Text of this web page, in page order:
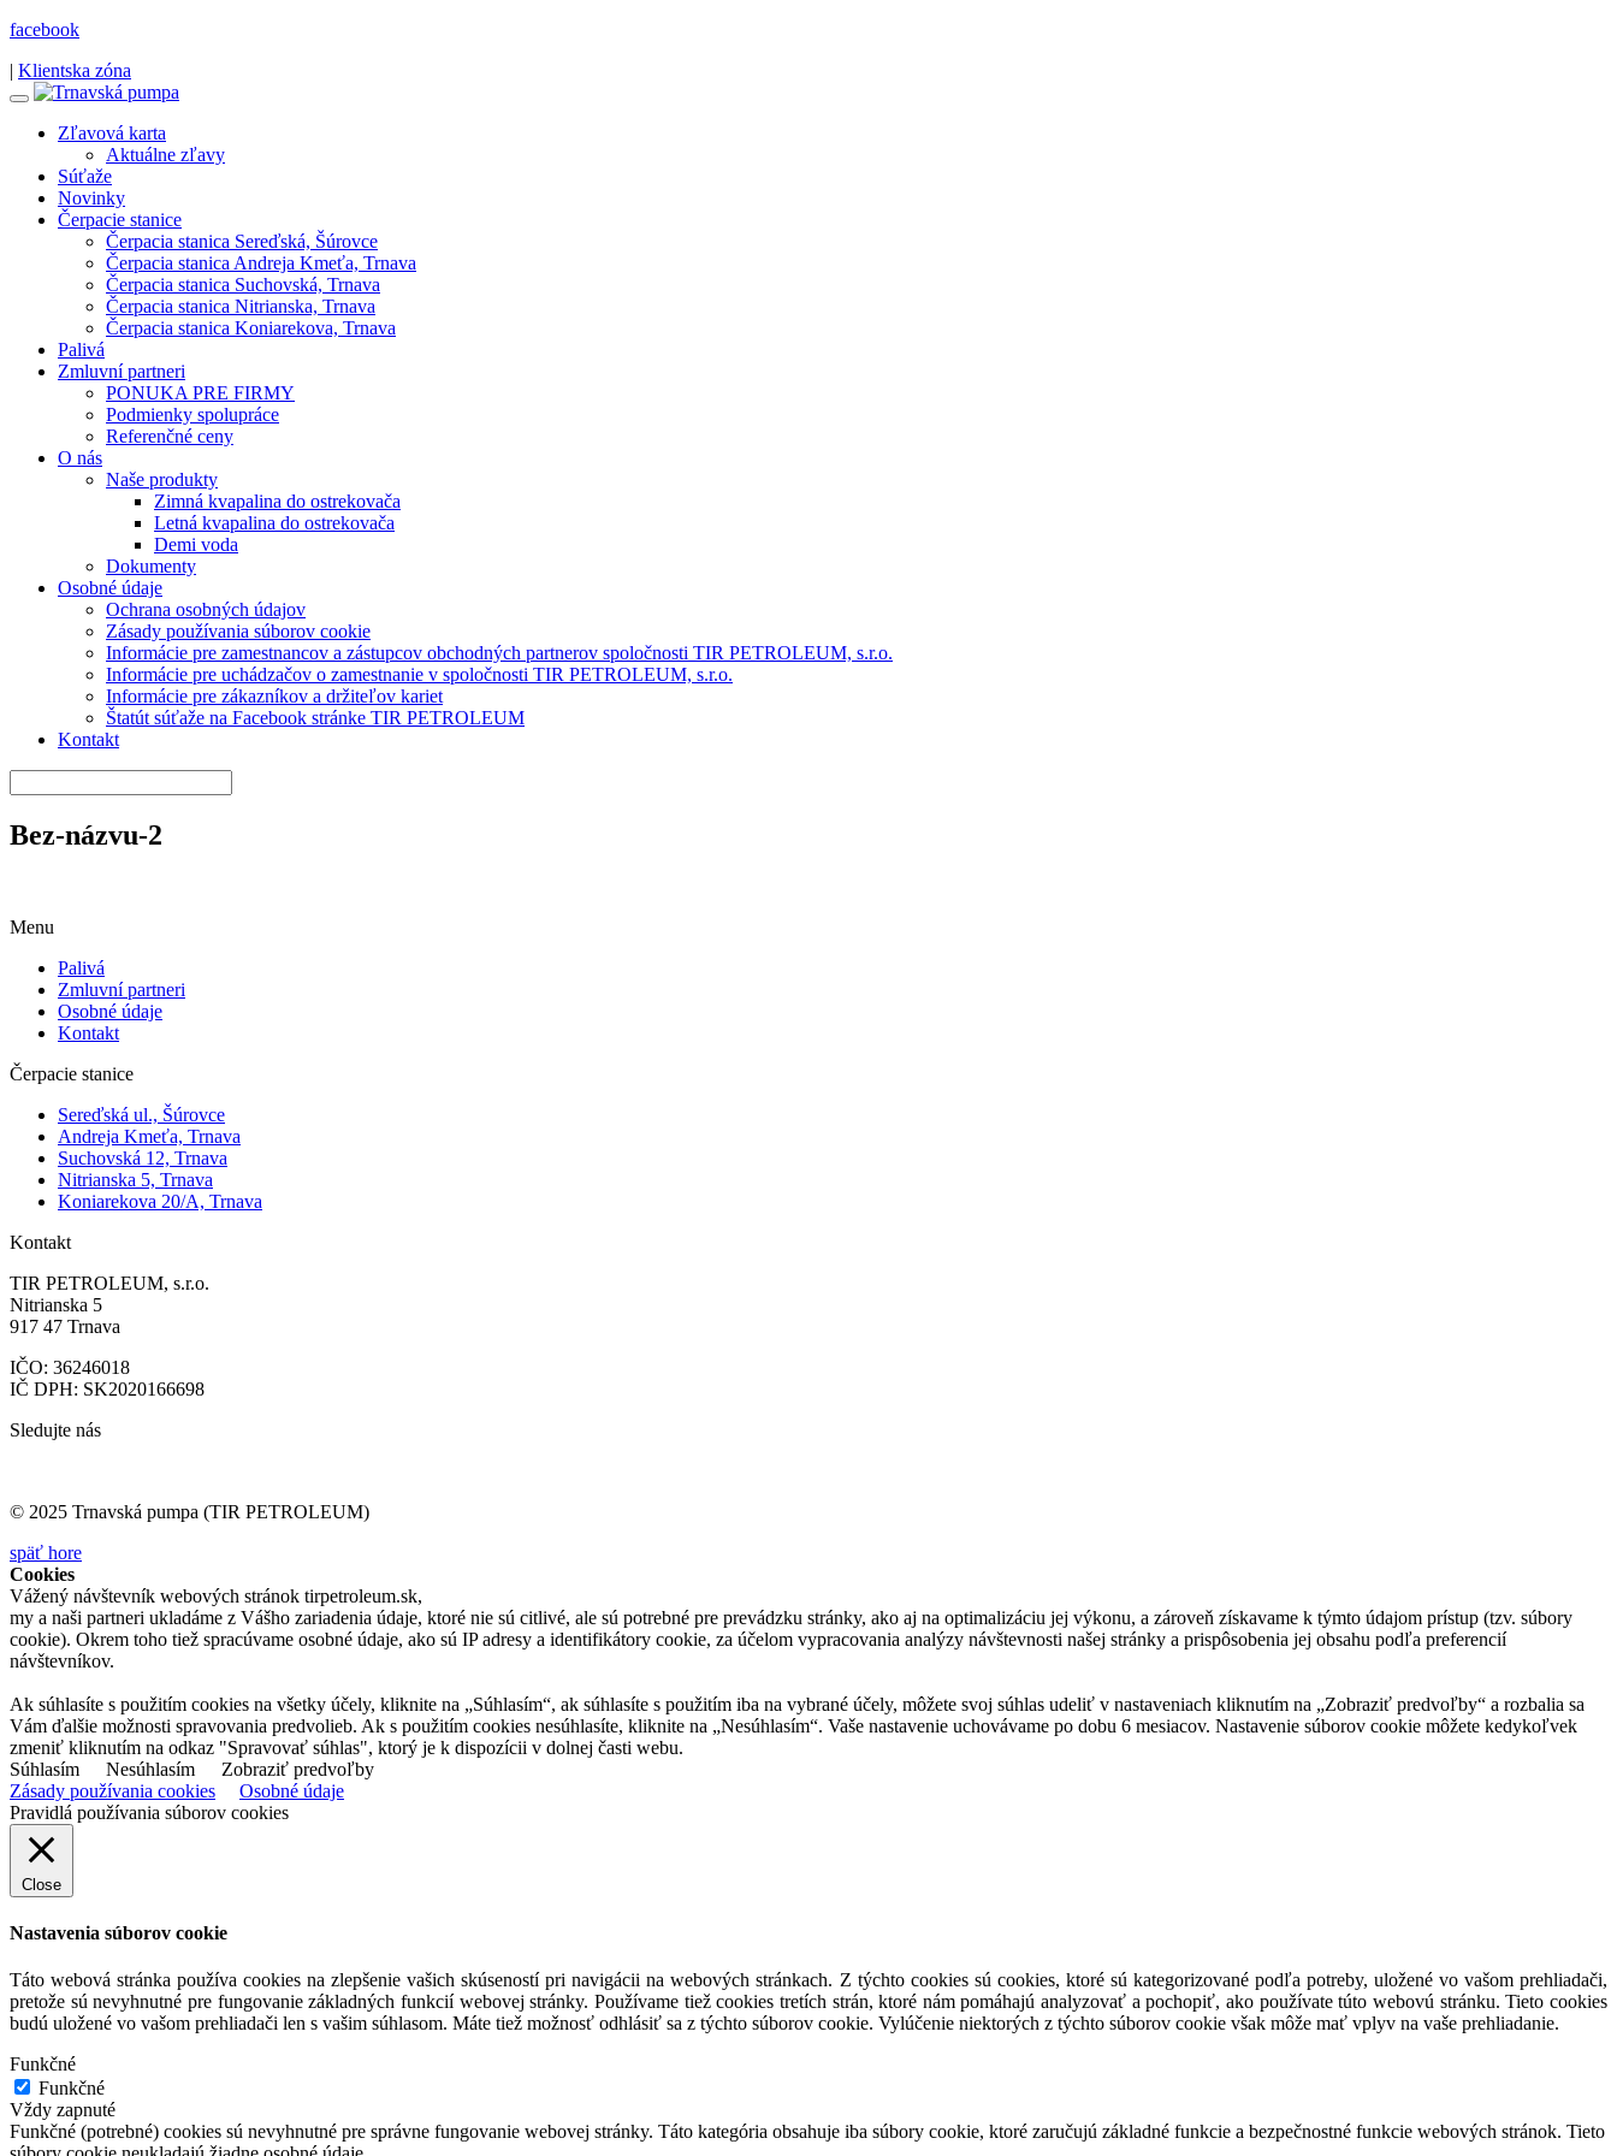
facebook
| Klientska zóna
Zľavová karta
Aktuálne zľavy
Súťaže
Novinky
Čerpacie stanice
Čerpacia stanica Sereďská, Šúrovce
Čerpacia stanica Andreja Kmeťa, Trnava
Čerpacia stanica Suchovská, Trnava
Čerpacia stanica Nitrianska, Trnava
Čerpacia stanica Koniarekova, Trnava
Palivá
Zmluvní partneri
PONUKA PRE FIRMY
Podmienky spolupráce
Referenčné ceny
O nás
Naše produkty
Zimná kvapalina do ostrekovača
Letná kvapalina do ostrekovača
Demi voda
Dokumenty
Osobné údaje
Ochrana osobných údajov
Zásady používania súborov cookie
Informácie pre zamestnancov a zástupcov obchodných partnerov spoločnosti TIR PETROLEUM, s.r.o.
Informácie pre uchádzačov o zamestnanie v spoločnosti TIR PETROLEUM, s.r.o.
Informácie pre zákazníkov a držiteľov kariet
Štatút súťaže na Facebook stránke TIR PETROLEUM
Kontakt
Bez-názvu-2
Menu
Palivá
Zmluvní partneri
Osobné údaje
Kontakt
Čerpacie stanice
Sereďská ul., Šúrovce
Andreja Kmeťa, Trnava
Suchovská 12, Trnava
Nitrianska 5, Trnava
Koniarekova 20/A, Trnava
Kontakt
TIR PETROLEUM, s.r.o.
Nitrianska 5
917 47 Trnava
IČO: 36246018
IČ DPH: SK2020166698
Sledujte nás
© 2025 Trnavská pumpa (TIR PETROLEUM)
späť hore
Cookies
Vážený návštevník webových stránok tirpetroleum.sk,
my a naši partneri ukladáme z Vášho zariadenia údaje, ktoré nie sú citlivé, ale sú potrebné pre prevádzku stránky, ako aj na optimalizáciu jej výkonu, a zároveň získavame k týmto údajom prístup (tzv. súbory
cookie). Okrem toho tiež spracúvame osobné údaje, ako sú IP adresy a identifikátory cookie, za účelom vypracovania analýzy návštevnosti našej stránky a prispôsobenia jej obsahu podľa preferencií
návštevníkov.
Ak súhlasíte s použitím cookies na všetky účely, kliknite na „Súhlasím“, ak súhlasíte s použitím iba na vybrané účely, môžete svoj súhlas udeliť v nastaveniach kliknutím na „Zobraziť predvoľby“ a rozbalia sa
Vám ďalšie možnosti spravovania predvolieb. Ak s použitím cookies nesúhlasíte, kliknite na „Nesúhlasím“. Vaše nastavenie uchovávame po dobu 6 mesiacov. Nastavenie súborov cookie môžete kedykoľvek
zmeniť kliknutím na odkaz "Spravovať súhlas", ktorý je k dispozícii v dolnej časti webu.
Súhlasím
Nesúhlasím
Zobraziť predvoľby
Zásady používania cookies
Osobné údaje
Pravidlá používania súborov cookies
Close
Nastavenia súborov cookie
Táto webová stránka používa cookies na zlepšenie vašich skúseností pri navigácii na webových stránkach. Z týchto cookies sú cookies, ktoré sú kategorizované podľa potreby, uložené vo vašom prehliadači,
pretože sú nevyhnutné pre fungovanie základných funkcií webovej stránky. Používame tiež cookies tretích strán, ktoré nám pomáhajú analyzovať a pochopiť, ako používate túto webovú stránku. Tieto cookies
budú uložené vo vašom prehliadači len s vašim súhlasom. Máte tiež možnosť odhlásiť sa z týchto súborov cookie. Vylúčenie niektorých z týchto súborov cookie však môže mať vplyv na vaše prehliadanie.
Funkčné
Funkčné
Vždy zapnuté
Funkčné (potrebné) cookies sú nevyhnutné pre správne fungovanie webovej stránky. Táto kategória obsahuje iba súbory cookie, ktoré zaručujú základné funkcie a bezpečnostné funkcie webových stránok. Tieto